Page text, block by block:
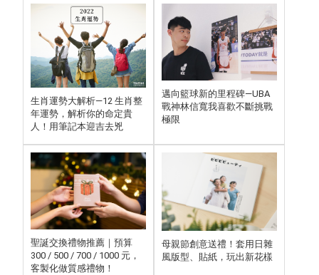
生肖運勢大解析—12 生肖整
年運勢，解析你的命定貴
人！用筆記本迎吉去兇
邁向籃球新的里程碑—UBA
戰神林信寬我喜歡不斷挑戰
極限
聖誕交換禮物推薦｜預算
300 / 500 / 700 / 1000 元，
客製化做質感禮物！
母親節創意送禮！套用日雜
風版型、貼紙，玩出新花樣